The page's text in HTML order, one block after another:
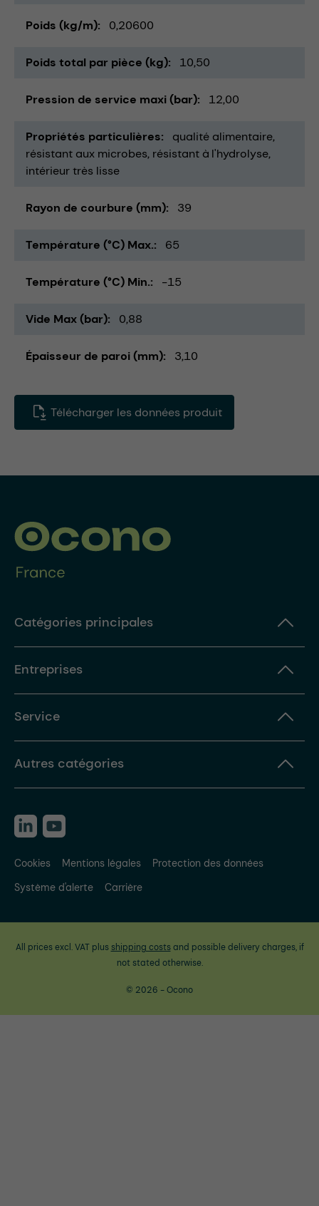
Poids (kg/m) 0,20600
Poids total par pièce (kg) 10,50
Pression de service maxi (bar) 12,00
Propriétés particulières
qualité alimentaire
résistant aux microbes résistant à l'hydrolyse
intérieur très lisse
Rayon de courbure (mm) 39
Température (°C) Max. 65
Température (°C) Min. -15
Vide Max (bar) 0,88
Épaisseur de paroi (mm) 3,10
Télécharger les données produit
Catégories principales
Entreprises
Service
Autres catégories
Cookies Mentions légales
Protection des données
Système d'alerte
Carrière
All prices excl. VAT plus shipping costsand possible delivery charges, if
not stated otherwise.
© 2026 - Ocono